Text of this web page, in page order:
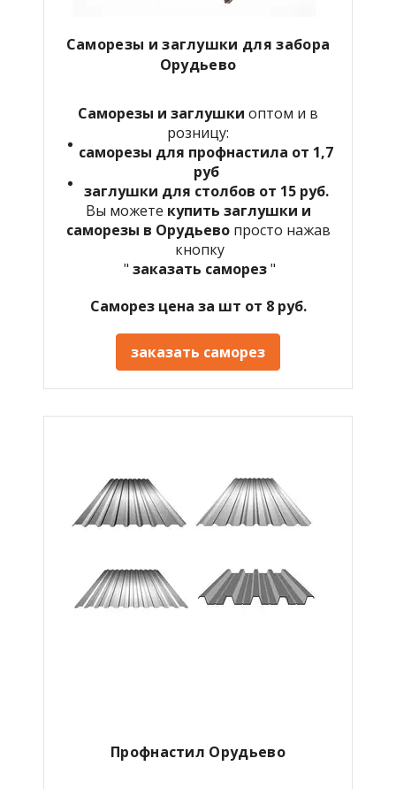
Саморезы и заглушки для забора
Орудьево
Саморезы и заглушки оптом и в
розницу:
саморезы для профнастила от 1,7
руб
заглушки для столбов от 15 руб.
Вы можете купить заглушки и
саморезы в Орудьево просто нажав
кнопку
" заказать саморез"
Саморез цена за шт от 8 руб.
заказать саморез
Профнастил Орудьево